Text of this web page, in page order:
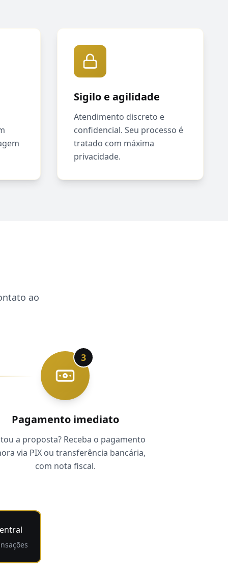
Sigilo e agilidade
Atendimento discreto e
confidencial. Seu processo é
tratado com máxima
privacidade.
ao
3
Pagamento imediato
a proposta? Receba o pagamento
via PIX ou transferência bancária,
com nota fiscal.